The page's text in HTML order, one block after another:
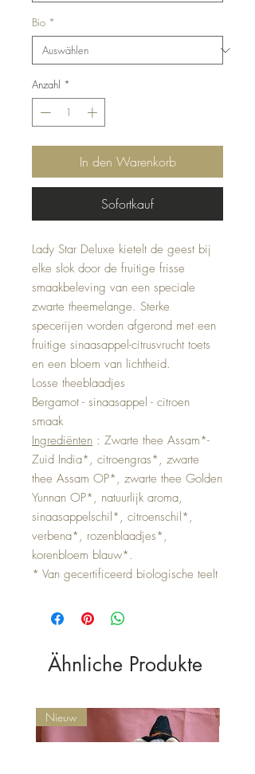
Bio *
Anzahl *
In den Warenkorb
Sofortkauf
Lady Star Deluxe kietelt de geest bij
elke slok door de fruitige frisse
smaakbeleving van een speciale
zwarte theemelange. Sterke
specerijen worden afgerond met een
fruitige sinaasappel-citrusvrucht toets
en een bloem van lichtheid.
Losse theeblaadjes
Bergamot - sinaasappel - citroen
smaak
Ingrediënten : Zwarte thee Assam*-
Zuid India*, citroengras*, zwarte
thee Assam OP*, zwarte thee Golden
Yunnan OP*, natuurlijk aroma,
sinaasappelschil*, citroenschil*,
verbena*, rozenblaadjes*,
korenbloem blauw*.
* Van gecertificeerd biologische teelt
Ähnliche Produkte
Nieuw